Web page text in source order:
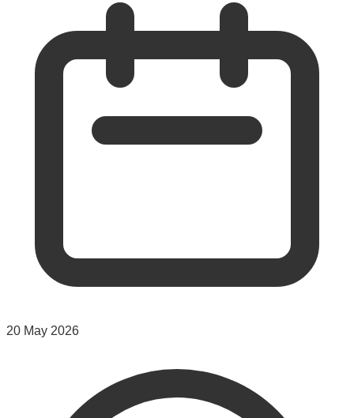
20 May 2026